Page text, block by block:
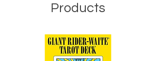
Products